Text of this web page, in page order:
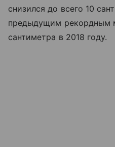
снизился до всего 10
предыдущим рекордным
сантиметра в 2018 году.